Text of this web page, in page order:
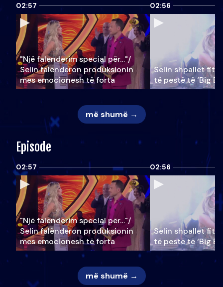
02:57
"Një falenderim special për…"/
Selin falënderon produksionin
mes emocionesh të forta
02:56
Selin shpallet
të pestë të ‘Big
më shumë →
Episode
02:57
"Një falenderim special për…"/
Selin falënderon produksionin
mes emocionesh të forta
02:56
Selin shpallet
të pestë të ‘Big
më shumë →